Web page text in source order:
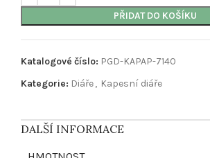
PŘIDAT DO KOŠÍKU
Katalogové číslo: PGD-KAPAP-7140
Kategorie: Diáře, Kapesní diáře
DALŠÍ INFORMACE